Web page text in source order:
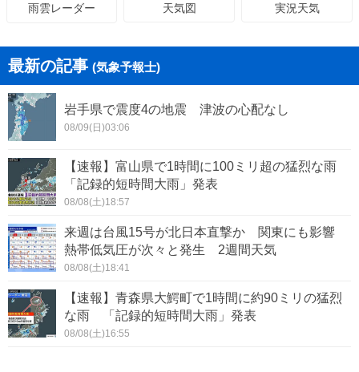
雨雲レーダー 天気図 実況天気
最新の記事 (気象予報士)
岩手県で震度4の地震 津波の心配なし
08/09(日)03:06
【速報】富山県で1時間に100ミリ超の猛烈な雨
「記録的短時間大雨」発表
08/08(土)18:57
来週は台風15号が北日本直撃か 関東にも影響
熱帯低気圧が次々と発生 2週間天気
08/08(土)18:41
【速報】青森県大鰐町で1時間に約90ミリの猛烈
な雨 「記録的短時間大雨」発表
08/08(土)16:55